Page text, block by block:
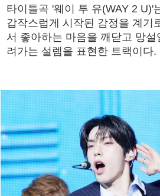
타이틀곡 '웨이 투 유(WAY 2 U)'
갑작스럽게 시작된 감정을 계기
서 좋아하는 마음을 깨닫고 망
려가는 설렘을 표현한 트랙이다.